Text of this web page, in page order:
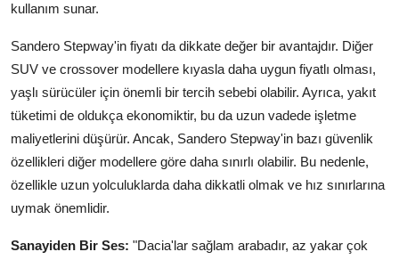
kullanım sunar.
Sandero Stepway'in fiyatı da dikkate değer bir avantajdır. Diğer
SUV ve crossover modellere kıyasla daha uygun fiyatlı olması,
yaşlı sürücüler için önemli bir tercih sebebi olabilir. Ayrıca, yakıt
tüketimi de oldukça ekonomiktir, bu da uzun vadede işletme
maliyetlerini düşürür. Ancak, Sandero Stepway'in bazı güvenlik
özellikleri diğer modellere göre daha sınırlı olabilir. Bu nedenle,
özellikle uzun yolculuklarda daha dikkatli olmak ve hız sınırlarına
uymak önemlidir.
Sanayiden Bir Ses: "Dacia'lar sağlam arabadır, az yakar çok